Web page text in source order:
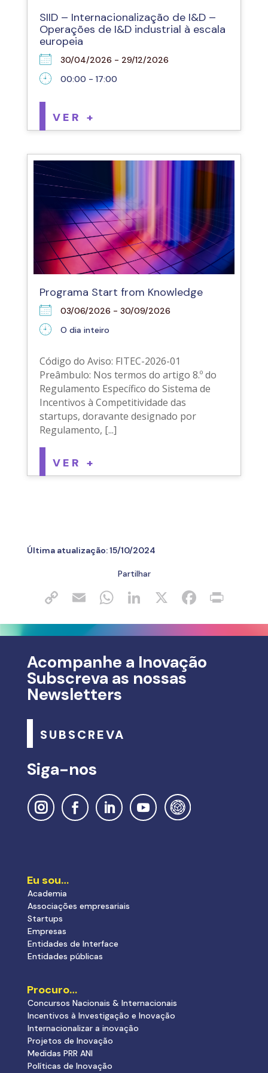
SIID – Internacionalização de I&D –
Operações de I&D industrial à escala
europeia
30/04/2026 - 29/12/2026
00:00 - 17:00
VER +
Programa Start from Knowledge
03/06/2026 - 30/09/2026
O dia inteiro
Código do Aviso: FITEC-2026-01
Preâmbulo: Nos termos do artigo 8.º do
Regulamento Específico do Sistema de
Incentivos à Competitividade das
startups, doravante designado por
Regulamento, [...]
VER +
Última atualização:15/10/2024
Partilhar
Acompanhe a Inovação
Subscreva as nossas
Newsletters
SUBSCREVA
Siga-nos
Eu sou…
Academia
Associações empresariais
Startups
Empresas
Entidades de Interface
Entidades públicas
Procuro…
Concursos Nacionais & Internacionais
Incentivos à Investigação e Inovação
Internacionalizar a inovação
Projetos de Inovação
Medidas PRR ANI
Políticas de Inovação